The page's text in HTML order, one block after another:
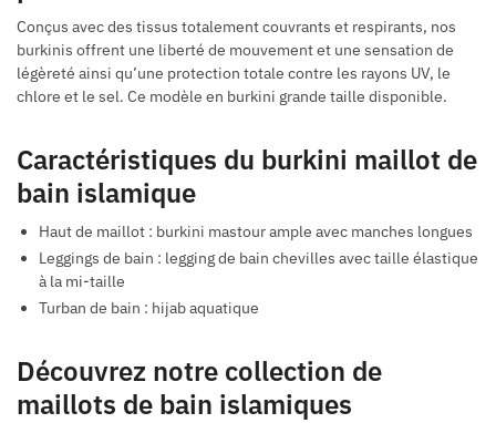
Conçus avec des tissus totalement couvrants et respirants, nos
burkinis offrent une liberté de mouvement et une sensation de
légèreté ainsi qu’une protection totale contre les rayons UV, le
chlore et le sel. Ce modèle en burkini grande taille disponible.
Caractéristiques du burkini maillot de
bain islamique
Haut de maillot : burkini mastour ample avec manches longues
Leggings de bain : legging de bain chevilles avec taille élastique
à la mi-taille
Turban de bain : hijab aquatique
Découvrez notre collection de
maillots de bain islamiques